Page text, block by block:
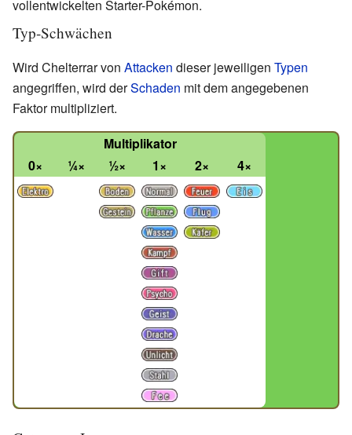
vollentwickelten Starter-Pokémon.
Typ-Schwächen
Wird Chelterrar von Attacken dieser jeweiligen Typen
angegriffen, wird derSchaden mit dem angegebenen
Faktor multipliziert.
Multiplikator
0×
¼× ½× 1× 2× 4×